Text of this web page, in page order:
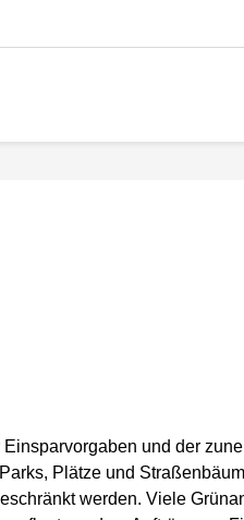
Einsparvorgaben und der
Plätze und
werden. Viele